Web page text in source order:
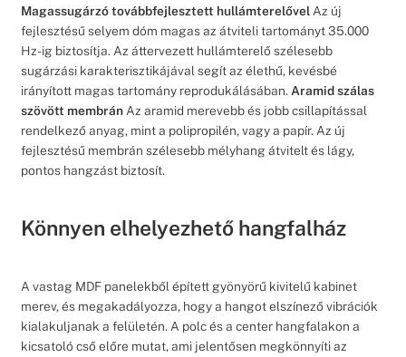
Magassugárzó továbbfejlesztett hullámterelővelAz új
fejlesztésű selyem dóm magas az átviteli tartományt 35.000
Hz-ig biztosítja. Az áttervezett hullámterelő szélesebb
sugárzási karakterisztikájával segít az élethű, kevésbé
irányított magas tartomány reprodukálásában. Aramid szálas
szövött membránAz aramid merevebb és jobb csillapítással
rendelkező anyag, mint a polipropilén, vagy a papír. Az új
fejlesztésű membrán szélesebb mélyhang átvitelt és lágy,
pontos hangzást biztosít.
Könnyen elhelyezhető hangfalház
A vastag MDF panelekből épített gyönyörű kivitelű kabinet
merev, és megakadályozza, hogy a hangot elszínező vibrációk
kialakuljanak a felületén. A polc és a center hangfalakon a
kicsatoló cső előre mutat, ami jelentősen megkönnyíti az